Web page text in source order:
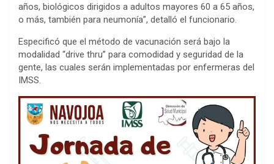
años, biológicos dirigidos a adultos mayores 60 a 65 años,
o más, también para neumonía”, detalló el funcionario.
Especificó que el método de vacunación será bajo la
modalidad “drive thru” para comodidad y seguridad de la
gente, las cuales serán implementadas por enfermeras del
IMSS.